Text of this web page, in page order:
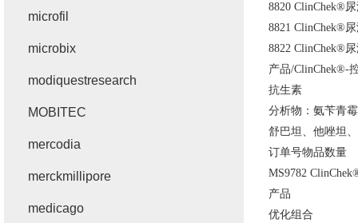
8820 ClinChek®
8821 ClinChek®
8822 ClinChek®
产品/ClinChek®-
抗生素
分析物：氨苄青
舒巴坦、他唑坦
订单号物品数量
MS9782
产品
优化组合
microfil
microbix
modiquestresearch
MOBITEC
mercodia
merckmillipore
medicago